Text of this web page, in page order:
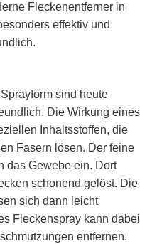
Fleckenentferner in
effektiv und
sind heute
Die Wirkung eines
Inhaltsstoffen, die
Fasern lösen. Der feine
das Gewebe ein. Dort
schonend gelöst. Die
sich dann leicht
Fleckenspray kann dabei
entfernen.